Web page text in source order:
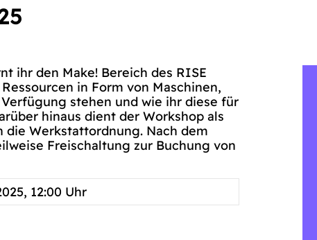
ihr den Make! Bereich des RISE
in Form von Maschinen,
stehen und wie ihr diese für
hinaus dient der Workshop als
Werkstattordnung. Nach dem
Freischaltung zur Buchung von
12:00 Uhr